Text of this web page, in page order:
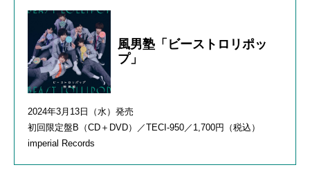
風男塾「ビーストロリポッ
プ」
2024年3月13日（水）発売
初回限定盤B（CD＋DVD）／TECI-950／1,700円（税込）
imperial Records